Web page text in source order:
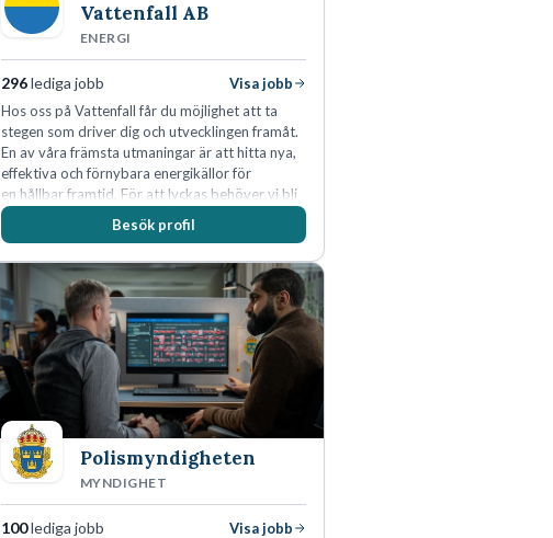
Vattenfall AB
ENERGI
296lediga jobb
Visa jobb
Hos oss på Vattenfall får du möjlighet att ta
stegen som driver dig och utvecklingen framåt.
En av våra främsta utmaningar är att hitta nya,
effektiva och förnybara energikällor för
en hållbar framtid. För att lyckas behöver vi bli
fler medarbetare som vill göra skillnad.
Besök profil
Polismyndigheten
MYNDIGHET
100lediga jobb
Visa jobb